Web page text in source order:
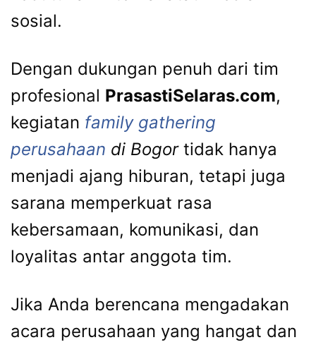
sosial.
Dengan dukungan penuh dari tim
profesional PrasastiSelaras.com,
kegiatan family gathering
perusahaan di Bogortidak hanya
menjadi ajang hiburan, tetapi juga
sarana memperkuat rasa
kebersamaan, komunikasi, dan
loyalitas antar anggota tim.
Jika Anda berencana mengadakan
acara perusahaan yang hangat dan